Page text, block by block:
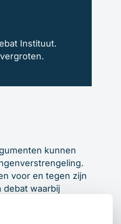
Instituut.
kunnen
voor en tegen zijn
debat waarbij
Het voordeel